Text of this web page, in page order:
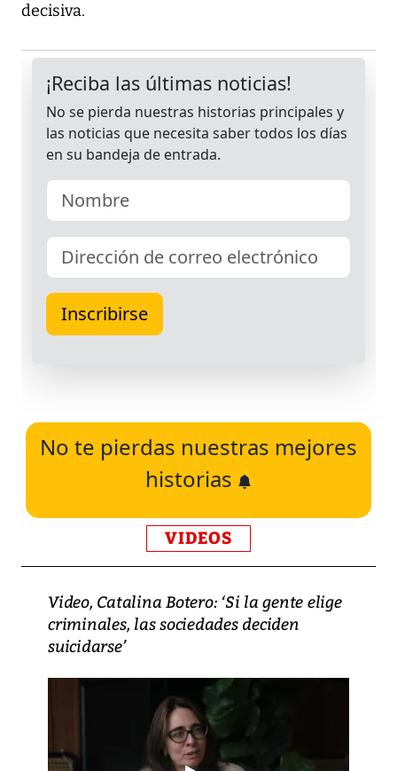
decisiva.
No te pierdas nuestras mejores
historias
VIDEOS
Video, Catalina Botero: ‘Si la gente elige
criminales, las sociedades deciden
suicidarse’